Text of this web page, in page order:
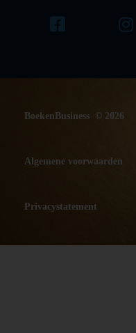
BoekenBusiness © 2026
Algemene voorwaarden
Privacystatement